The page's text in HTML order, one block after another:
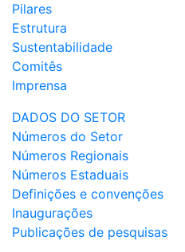
Pilares
Estrutura
Sustentabilidade
Comitês
Imprensa
DADOS DO SETOR
Números do Setor
Números Regionais
Números Estaduais
Definições e convenções
Inaugurações
Publicações de pesquisas